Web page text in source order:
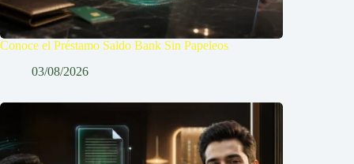
Conoce el Préstamo Saldo Bank Sin Papeleos
03/08/2026